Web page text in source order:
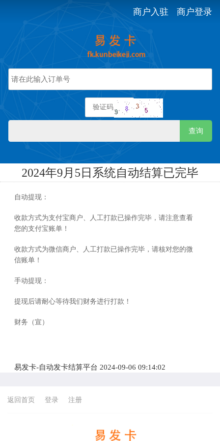
商户入驻 商户登录
查询
2024年9月5日系统自动结算已完毕
自动提现：
收款方式为支付宝商户、人工打款已操作完毕，请注意查看
您的支付宝账单！
收款方式为微信商户、人工打款已操作完毕，请核对您的微
信账单！
手动提现：
提现后请耐心等待我们财务进行打款！
财务（宣）
易发卡-自动发卡结算平台 2024-09-06 09:14:02
返回首页 登录 注册